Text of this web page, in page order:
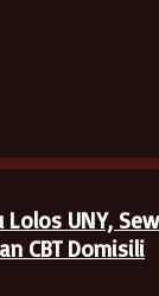
Lolos UNY,
CBT Domisili